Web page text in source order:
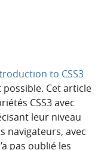
to CSS3
Cet article
CSS3 avec
leur niveau
navigateurs, avec
pas oublié les